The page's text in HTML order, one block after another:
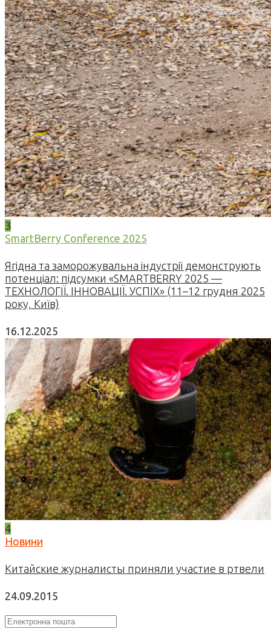
3
SmartBerry Conference 2025
Ягідна та заморожувальна індустрії демонструють
потенціал: підсумки «SMARTBERRY 2025 —
ТЕХНОЛОГІЇ. ІННОВАЦІЇ. УСПІХ» (11–12 грудня 2025
року, Київ)
16.12.2025
4
Новини
Китайские журналисты приняли участие в ртвели
24.09.2015